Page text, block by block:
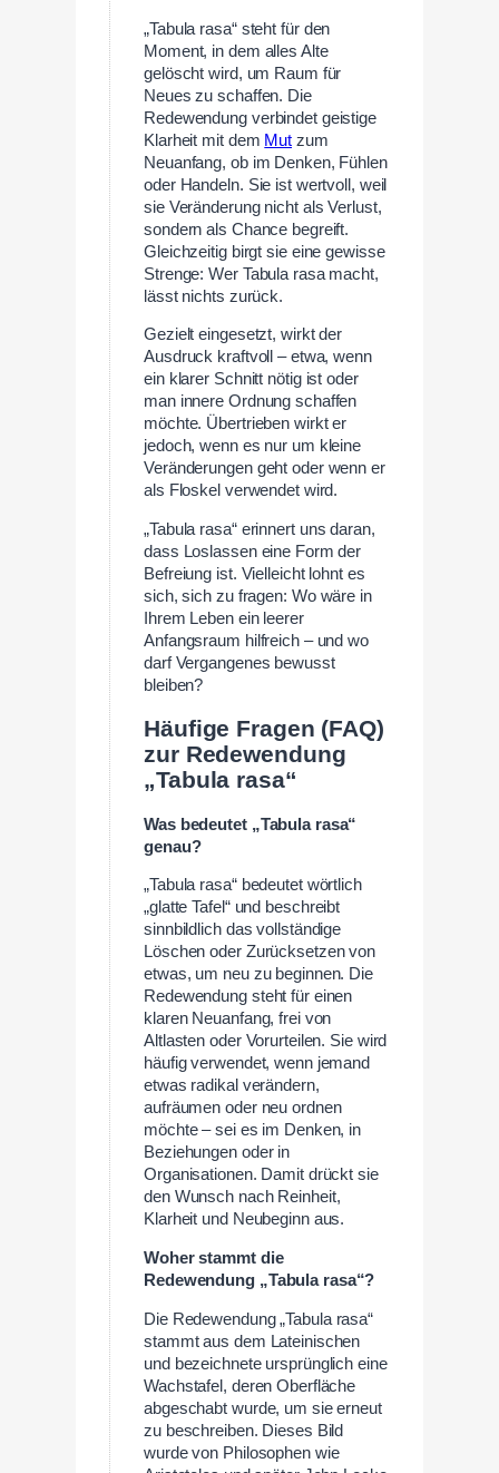
„Tabula rasa“ steht für den
Moment, in dem alles Alte
gelöscht wird, um Raum für
Neues zu schaffen. Die
Redewendung verbindet geistige
Klarheit mit dem Mut zum
Neuanfang, ob im Denken, Fühlen
oder Handeln. Sie ist wertvoll, weil
sie Veränderung nicht als Verlust,
sondern als Chance begreift.
Gleichzeitig birgt sie eine gewisse
Strenge: Wer Tabula rasa macht,
lässt nichts zurück.
Gezielt eingesetzt, wirkt der
Ausdruck kraftvoll – etwa, wenn
ein klarer Schnitt nötig ist oder
man innere Ordnung schaffen
möchte. Übertrieben wirkt er
jedoch, wenn es nur um kleine
Veränderungen geht oder wenn er
als Floskel verwendet wird.
„Tabula rasa“ erinnert uns daran,
dass Loslassen eine Form der
Befreiung ist. Vielleicht lohnt es
sich, sich zu fragen: Wo wäre in
Ihrem Leben ein leerer
Anfangsraum hilfreich – und wo
darf Vergangenes bewusst
bleiben?
Häufige Fragen (FAQ)
zur Redewendung
„Tabula rasa“
Was bedeutet „Tabula rasa“
genau?
„Tabula rasa“ bedeutet wörtlich
„glatte Tafel“ und beschreibt
sinnbildlich das vollständige
Löschen oder Zurücksetzen von
etwas, um neu zu beginnen. Die
Redewendung steht für einen
klaren Neuanfang, frei von
Altlasten oder Vorurteilen. Sie wird
häufig verwendet, wenn jemand
etwas radikal verändern,
aufräumen oder neu ordnen
möchte – sei es im Denken, in
Beziehungen oder in
Organisationen. Damit drückt sie
den Wunsch nach Reinheit,
Klarheit und Neubeginn aus.
Woher stammt die
Redewendung „Tabula rasa“?
Die Redewendung „Tabula rasa“
stammt aus dem Lateinischen
und bezeichnete ursprünglich eine
Wachstafel, deren Oberfläche
abgeschabt wurde, um sie erneut
zu beschreiben. Dieses Bild
wurde von Philosophen wie